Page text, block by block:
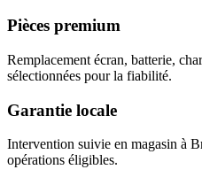
Pièces premium
Remplacement écran, batterie,
sélectionnées pour la fiabilité.
Garantie locale
Intervention suivie en magasin à
opérations éligibles.